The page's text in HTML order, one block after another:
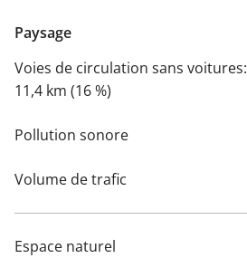
Paysage
Voies de circulation sans voitures:
11,4 km (16 %)
Pollution sonore
Volume de trafic
Espace naturel